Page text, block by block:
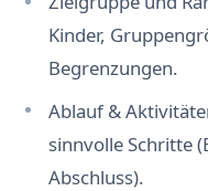
Kinder,
Begrenzungen.
Ablauf &
sinnvolle Schritte
Abschluss).